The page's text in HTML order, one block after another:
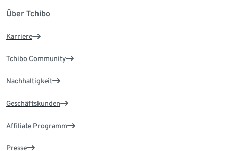
Über Tchibo
Karriere
Tchibo Community
Nachhaltigkeit
Geschäftskunden
Affiliate Programm
Presse